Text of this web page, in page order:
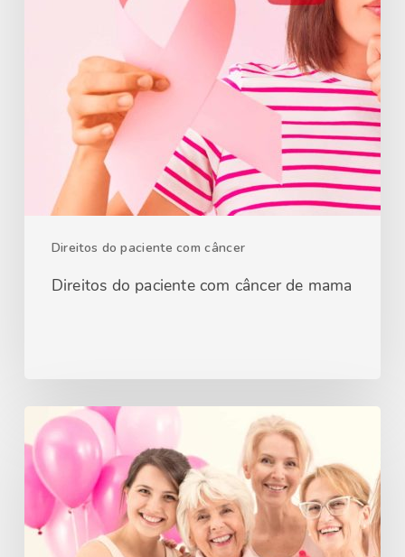
Direitos do paciente com câncer
Direitos do paciente com câncer de mama